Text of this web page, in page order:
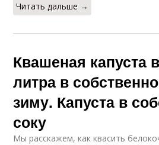
Читать дальше →
Квашеная капуста
литра в
зиму. Капуста в
соку
Мы расскажем, как квасить